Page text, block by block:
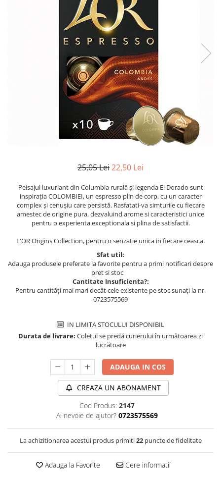
25,05 Lei22,50 Lei
Peisajul luxuriant din Columbia rurală și legenda El Dorado sunt
inspirația COLOMBIEI, un espresso plin de corp, cu un caracter
complex și cenușiu care persistă. Rasfatati-va simturile cu fiecare
amestec de origine pura, dezvaluind arome si caracteristici unice
pentru o experienta exceptionala si plina de satisfactii.
L'OR Origins Collection, pentru o senzatie unica in fiecare ceasca.
Sfat util:
Adauga produsele preferate la favorite pentru a primi notificari despre
pret si stoc
Cantitate Insuficienta?:
Pentru cantități mai mari decât cele existente pe stoc sunați la nr.
0723575569
IN LIMITA STOCULUI DISPONIBIL
Durata de livrare: Coletul se predă curierului în următoarea zi
lucrătoare
ADAUGA IN COS
CREAZA UN ABONAMENT
Cod Produs: 2147
Ai nevoie de ajutor? 0723575569
La achizitionarea acestui produs primiti22puncte de fidelitate
Adauga la Favorite Cere informatii